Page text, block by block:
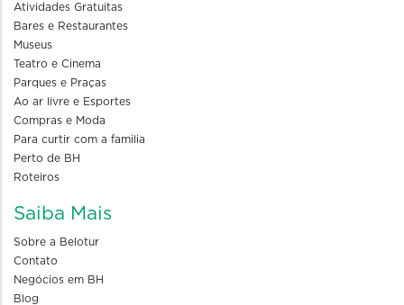
Atividades Gratuitas
Bares e Restaurantes
Museus
Teatro e Cinema
Parques e Praças
Ao ar livre e Esportes
Compras e Moda
Para curtir com a familia
Perto de BH
Roteiros
Saiba Mais
Sobre a Belotur
Contato
Negócios em BH
Blog